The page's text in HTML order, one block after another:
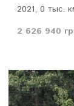
2021, 0 тыс.
2 626 940